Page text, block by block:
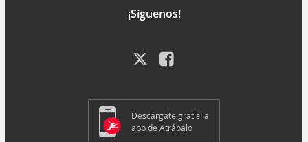
¡Síguenos!
Descárgate gratis la
app de Atrápalo